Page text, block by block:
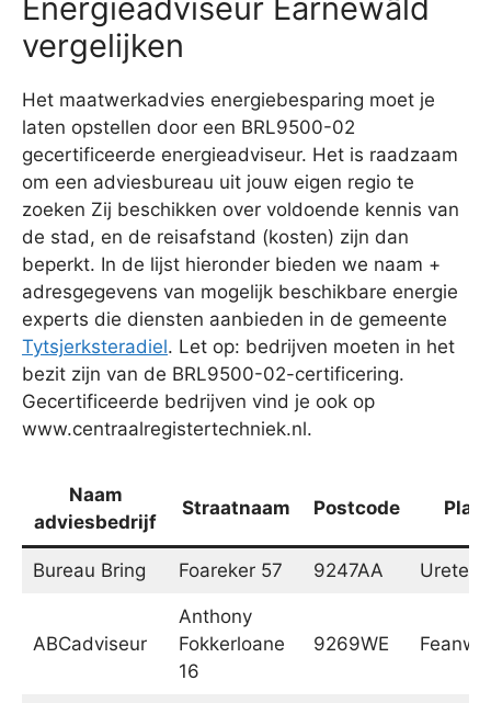
Energieadviseur Earnewâld
vergelijken
Het maatwerkadvies energiebesparing moet je
laten opstellen door een BRL9500-02
gecertificeerde energieadviseur. Het is raadzaam
om een adviesbureau uit jouw eigen regio te
zoeken Zij beschikken over voldoende kennis van
de stad, en de reisafstand (kosten) zijn dan
beperkt. In de lijst hieronder bieden we naam +
adresgegevens van mogelijk beschikbare energie
experts die diensten aanbieden in de gemeente
Tytsjerksteradiel. Let op: bedrijven moeten in het
bezit zijn van de BRL9500-02-certificering.
Gecertificeerde bedrijven vind je ook op
www.centraalregistertechniek.nl.
Naam
adviesbedrijf
Straatnaam Postcode
Bureau Bring Foareker 57 9247AA Ureterp
ABCadviseur
Anthony
Fokkerloane
16
9269WE